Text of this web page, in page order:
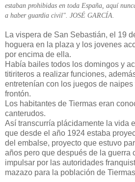
estaban prohibidas en toda España, aquí
a haber guardia civil". JOSÉ GARCÍA.
La vispera de San Sebastián, el 19
hoguera en la plaza y los jovenes
por encima de ella.
Había bailes todos los domingos y
titiriteros a realizar funciones,
entretenían con los juegos de naipes
frontón.
Los habitantes de Tiermas eran
canterudos.
Así transcurría plácidamente la vida
que desde el año 1924 estaba
del embalse, proyecto que estuvo
años pero que después de la guerra
impulsar por las autoridades
mazazo para la población de